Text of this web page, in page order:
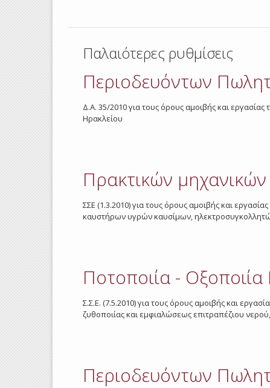
Παλαιότερες ρυθμίσεις
Περιοδευόντων
Δ.Α. 35/2010 για τους όρους αμοιβής και
Ηρακλείου
Πρακτικών
ΣΣΕ (1.3.2010) για τους όρους αμοιβής και
καυστήρων υγρών καυσίμων,
Ποτοποιία -
Σ.Σ.Ε. (7.5.2010) για τους όρους αμοιβής και
ζυθοποιίας και εμφιαλώσεως επιτραπέζιου
Περιοδευόντων